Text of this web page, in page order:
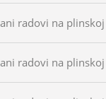
radovi na
radovi na